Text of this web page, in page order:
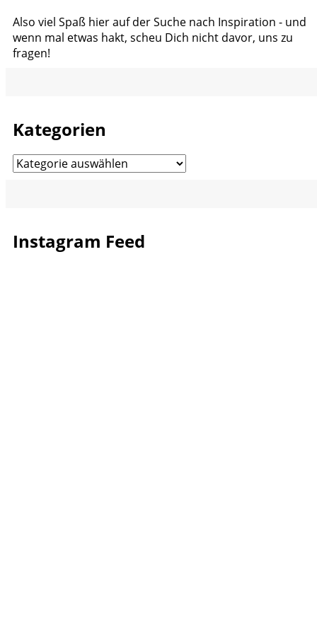
Also viel Spaß hier auf der Suche nach Inspiration - und
wenn mal etwas hakt, scheu Dich nicht davor, uns zu
fragen!
Kategorien
Kategorien
Instagram Feed